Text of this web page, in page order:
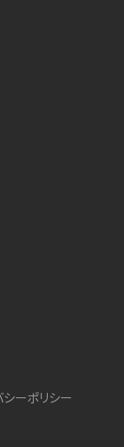
シーポリシー